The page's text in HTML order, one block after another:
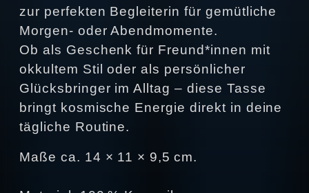
zur perfekten Begleiterin für gemütliche
Morgen‑ oder Abendmomente.
Ob als Geschenk für Freund*innen mit
okkultem Stil oder als persönlicher
Glücksbringer im Alltag – diese Tasse
bringt kosmische Energie direkt in deine
tägliche Routine.
Maße ca. 14 × 11 × 9,5 cm.